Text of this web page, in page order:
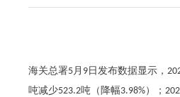
海关总署5月9日发布数据显示，
吨减少523.2吨（降幅3.98%）；